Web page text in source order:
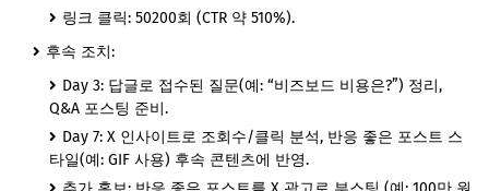
링크 클릭: 50200회 (CTR 약 510%).
후속 조치:
Day 3: 답글로 접수된 질문(예: “비즈보드 비용은?”) 정리,
Q&A 포스팅 준비.
Day 7: X 인사이트로 조회수/클릭 분석, 반응 좋은 포스트 스
타일(예: GIF 사용) 후속 콘텐츠에 반영.